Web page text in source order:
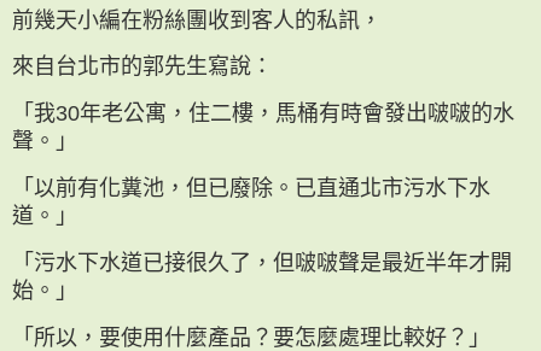
前幾天小編在粉絲團收到客人的私訊，
來自台北市的郭先生寫說：
「我30年老公寓，住二樓，馬桶有時會發出啵啵的水
聲。」
「以前有化糞池，但已廢除。已直通北市污水下水
道。」
「污水下水道已接很久了，但啵啵聲是最近半年才開
始。」
「所以，要使用什麼產品？要怎麼處理比較好？」